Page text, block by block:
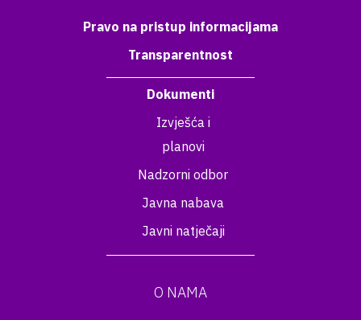
Pravo na pristup informacijama
Transparentnost
Dokumenti
Izvješća i
planovi
Nadzorni odbor
Javna nabava
Javni natječaji
O NAMA